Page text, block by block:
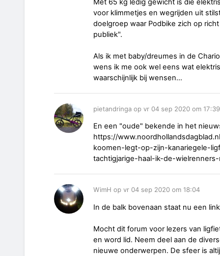
Met 65 kg ledig gewicht is die
voor klimmetjes en wegrijden uit
doelgroep waar Podbike zich op
publiek".
Als ik met baby/dreumes in de
wens ik me ook wel eens wat
waarschijnlijk bij wensen...
pietandringa op vr 04 sep 2020 om 17:39
En een "oude" bekende in het
https://
koomen-legt-op-zijn-kanariegele-
tachtigjarige-haal-ik-de-
WimH op vr 04 sep 2020 om 18:04
In de balk bovenaan staat nu een
Mocht dit forum voor lezers van
en word lid. Neem deel aan de
nieuwe onderwerpen. De sfeer is